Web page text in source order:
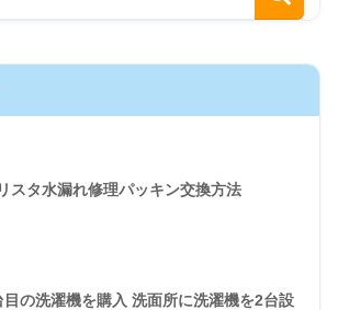
スタ水漏れ修理パッキン交換方法
目の洗濯機を購入 洗面所に洗濯機を2台設